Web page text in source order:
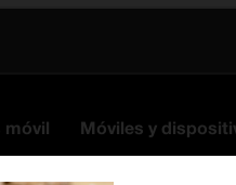
móvil Móviles y